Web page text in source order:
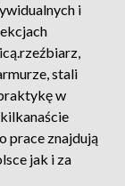
i
stali
w
prace znajdują
jak i za